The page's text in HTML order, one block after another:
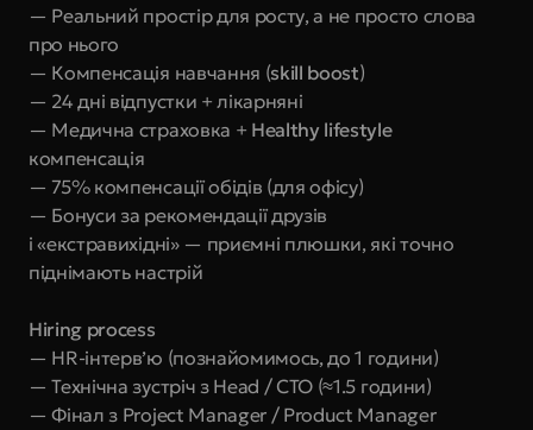
— Реальний простір для росту, а не просто слова
про нього
— Компенсація навчання (skill boost)
— 24 дні відпустки + лікарняні
— Медична страховка + Healthy lifestyle
компенсація
— 75% компенсації обідів (для офісу)
— Бонуси за рекомендації друзів
і «екстравихідні» — приємні плюшки, які точно
піднімають настрій
Hiring process
— HR-інтерв’ю (познайомимось, до 1 години)
— Технічна зустріч з Head / CTO (≈1.5 години)
— Фінал з Project Manager / Product Manager